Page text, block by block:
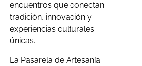
encuentros que conectan
tradición, innovación y
experiencias culturales
únicas.
La Pasarela de Artesanía